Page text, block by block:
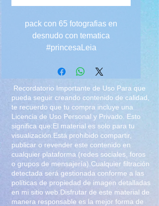
pack con 65 fotografias en
desnudo con tematica
#princesaLeia
#StarWarsDay solo por 120
Recordatorio Importante de Uso Para que
pueda seguir creando contenido de calidad,
te recuerdo que tu compra incluye una
Licencia de Uso Personal y Privado. Esto
significa que:El material es solo para tu
visualización.Está prohibido compartir,
publicar o revender este contenido en
cualquier plataforma (redes sociales, foros
o grupos de mensajería).Cualquier filtración
detectada será gestionada conforme a las
políticas de propiedad de imagen detalladas
en mi sitio web.Disfrutar de este material de
manera responsable es la mejor forma de